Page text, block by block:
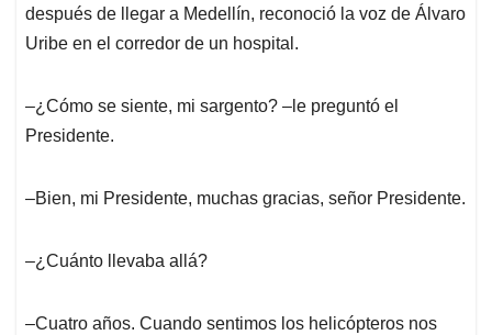
después de llegar a Medellín, reconoció la voz de Álvaro
Uribe en el corredor de un hospital.
‒¿Cómo se siente, mi sargento? ‒le preguntó el
Presidente.
‒Bien, mi Presidente, muchas gracias, señor Presidente.
‒¿Cuánto llevaba allá?
‒Cuatro años. Cuando sentimos los helicópteros nos